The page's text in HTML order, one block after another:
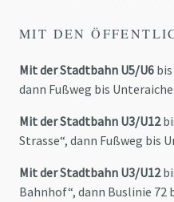
MIT DEN
Mit der Stadtbahn U5/U6
dann Fußweg bis
Mit der Stadtbahn U3/U12
Strasse“, dann Fußweg bis
Mit der Stadtbahn U3/U12
Bahnhof“, dann Buslinie